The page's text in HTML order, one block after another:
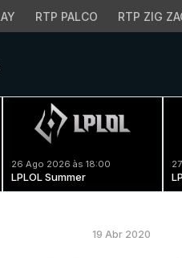
RTP PALCO RTP ZIG
26 Ago 2026 às 18:00
LPLOL Summer
19 Abr 2020